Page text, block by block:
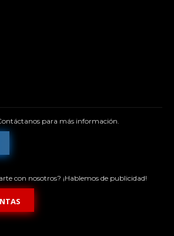
para más información.
con nosotros? ¡Hablemos de publicidad!